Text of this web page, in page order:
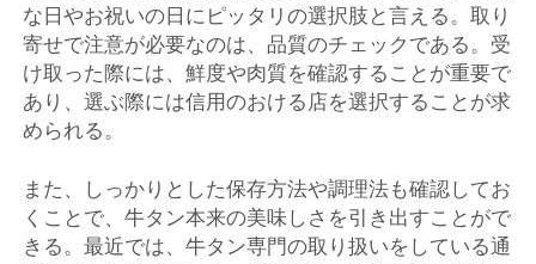
な日やお祝いの日にピッタリの選択肢と言える。取り
寄せで注意が必要なのは、品質のチェックである。受
け取った際には、鮮度や肉質を確認することが重要で
あり、選ぶ際には信用のおける店を選択することが求
められる。
また、しっかりとした保存方法や調理法も確認してお
くことで、牛タン本来の美味しさを引き出すことがで
きる。最近では、牛タン専門の取り扱いをしている通